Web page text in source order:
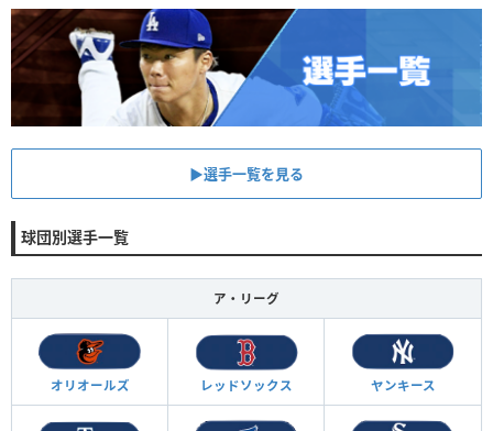
▶︎選手一覧を見る
球団別選手一覧
ア・リーグ
オリオールズ レッドソックス ヤンキース